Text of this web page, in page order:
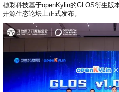
穗彩科技基于openKylin的GLOS衍生版
开源生态论坛上正式发布。